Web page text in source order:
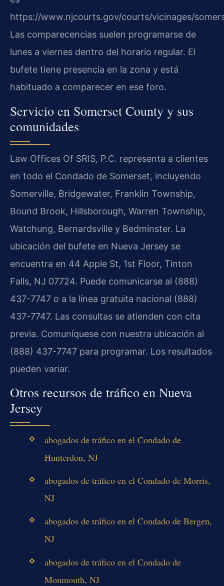
https://www.njcourts.gov/courts/vicinages/
Las comparecencias suelen programarse de
lunes a viernes dentro del horario regular. El
bufete tiene presencia en la zona y está
habituado a comparecer en ese foro.
Servicio en Somerset County y sus
comunidades
Law Offices Of SRIS, P.C. representa a clientes
en todo el Condado de Somerset, incluyendo
Somerville, Bridgewater, Franklin Township,
Bound Brook, Hillsborough, Warren Township,
Watchung, Bernardsville y Bedminster. La
ubicación del bufete en Nueva Jersey se
encuentra en 44 Apple St, 1st Floor, Tinton
Falls, NJ 07724. Puede comunicarse al (888)
437-7747 o a la línea gratuita nacional (888)
437-7747. Las consultas se atienden con cita
previa. Comuníquese con nuestra ubicación al
(888) 437-7747 para programar. Los resultados
pueden variar.
Otros recursos de tráfico en Nueva
Jersey
abogados de tráfico en el Condado de
Hunterdon, NJ
abogados de tráfico en el Condado de Morris,
NJ
abogados de tráfico en el Condado de Bergen,
NJ
abogados de tráfico en el Condado de
Monmouth, NJ